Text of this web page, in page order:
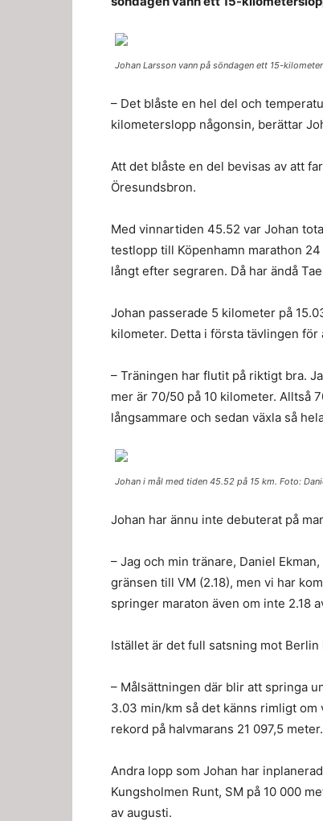
Johan Larsson vann på söndagen ett 15-
– Det blåste en hel del och
kilometerslopp någonsin, berättar
Att det blåste en del bevisas av att
Öresundsbron.
Med vinnartiden 45.52 var Johan
testlopp till Köpenhamn marathon
långt efter segraren. Då har ändå
Johan passerade 5 kilometer på
kilometer. Detta i första tävlingen
– Träningen har flutit på riktigt bra.
mer är 70/50 på 10 kilometer. Alltså
långsammare och sedan växla så
Johan i mål med tiden 45.52 på 15 km. Foto:
Johan har ännu inte debuterat på
– Jag och min tränare, Daniel
gränsen till VM (2.18), men vi har
springer maraton även om inte 2.18
Istället är det full satsning mot
– Målsättningen där blir att springa
3.03 min/km så det känns rimligt om
rekord på halvmarans 21 097,5 meter.
Andra lopp som Johan har
Kungsholmen Runt, SM på 10 000
av augusti.